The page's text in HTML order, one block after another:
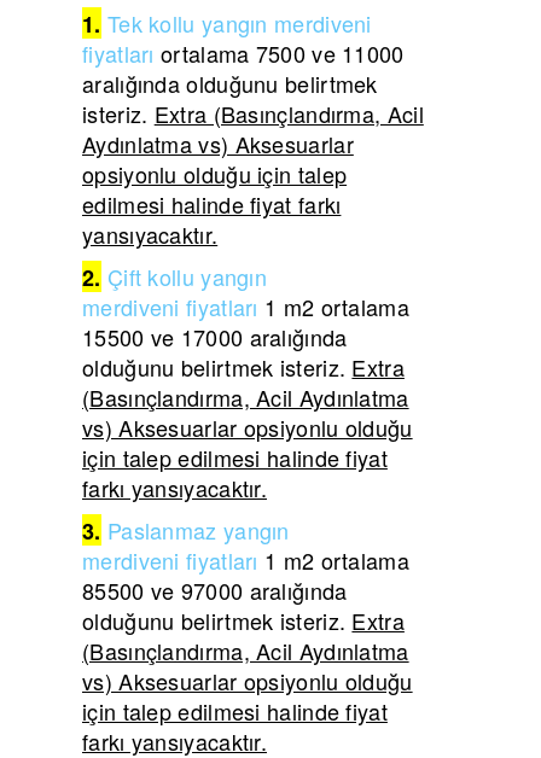
1. Tek kollu yangın merdiveni
fiyatları ortalama 7500 ve 11000
aralığında olduğunu belirtmek
isteriz. Extra (Basınçlandırma, Acil
Aydınlatma vs) Aksesuarlar
opsiyonlu olduğu için talep
edilmesi halinde fiyat farkı
yansıyacaktır.
2. Çift kollu yangın
merdivenifiyatları 1 m2 ortalama
15500 ve 17000 aralığında
olduğunu belirtmek isteriz. Extra
(Basınçlandırma, Acil Aydınlatma
vs) Aksesuarlar opsiyonlu olduğu
için talep edilmesi halinde fiyat
farkı yansıyacaktır.
3. Paslanmaz yangın
merdivenifiyatları 1 m2 ortalama
85500 ve 97000 aralığında
olduğunu belirtmek isteriz. Extra
(Basınçlandırma, Acil Aydınlatma
vs) Aksesuarlar opsiyonlu olduğu
için talep edilmesi halinde fiyat
farkı yansıyacaktır.